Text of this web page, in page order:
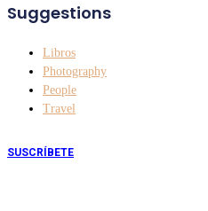
Suggestions
Libros
Photography
People
Travel
SUSCRÍBETE